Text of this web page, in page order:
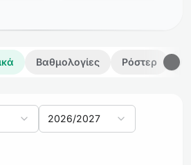
Βαθμολογίες Ρόστερ
2026/2027